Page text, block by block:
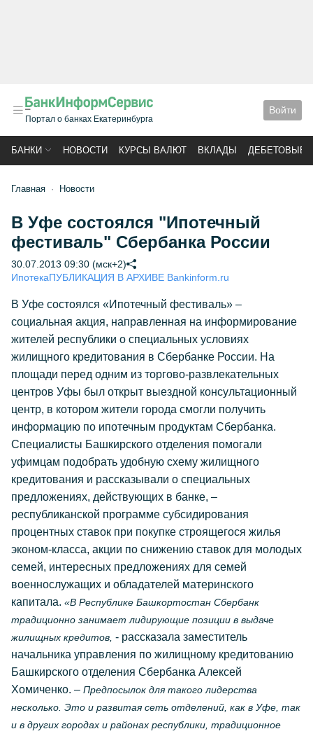
Портал о банках Екатеринбурга
Войти
БАНКИ НОВОСТИ КУРСЫ ВАЛЮТ ВКЛАДЫ ДЕБЕТОВЫЕ
Главная Новости
В Уфе состоялся "Ипотечный
фестиваль" Сбербанка России
30.07.2013 09:30 (мск+2)
ИпотекаПУБЛИКАЦИЯ В АРХИВЕ Bankinform.ru
В Уфе состоялся «Ипотечный фестиваль» –
социальная акция, направленная на информирование
жителей республики о специальных условиях
жилищного кредитования в Сбербанке России. На
площади перед одним из торгово-развлекательных
центров Уфы был открыт выездной консультационный
центр, в котором жители города смогли получить
информацию по ипотечным продуктам Сбербанка.
Специалисты Башкирского отделения помогали
уфимцам подобрать удобную схему жилищного
кредитования и рассказывали о специальных
предложениях, действующих в банке, –
республиканской программе субсидирования
процентных ставок при покупке строящегося жилья
эконом-класса, акции по снижению ставок для молодых
семей, интересных предложениях для семей
военнослужащих и обладателей материнского
капитала. «В Республике Башкортостан Сбербанк
традиционно занимает лидирующие позиции в выдаче
жилищных кредитов, - рассказала заместитель
начальника управления по жилищному кредитованию
Башкирского отделения Сбербанка Алексей
Хомиченко. – Предпосылок для такого лидерства
несколько. Это и развитая сеть отделений, как в Уфе, так
и в других городах и районах республики, традиционное